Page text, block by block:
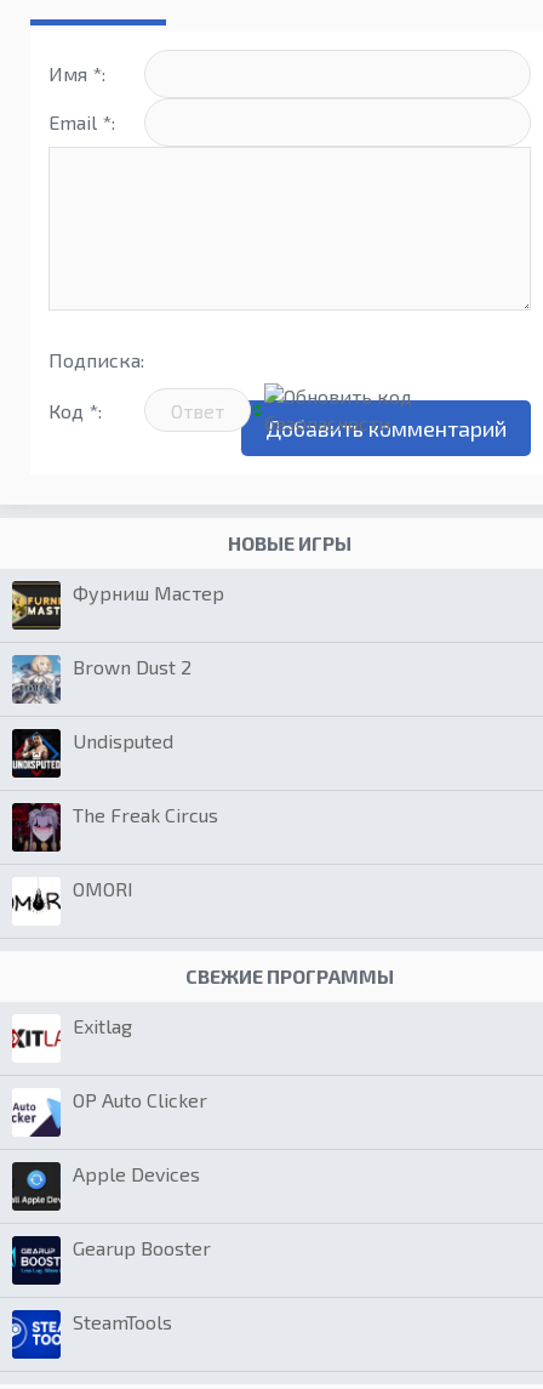
Имя *:
Email *:
Подписка:
Код *:
НОВЫЕ ИГРЫ
Фурниш Мастер
Brown Dust 2
Undisputed
The Freak Circus
OMORI
СВЕЖИЕ ПРОГРАММЫ
Exitlag
OP Auto Clicker
Apple Devices
Gearup Booster
SteamTools